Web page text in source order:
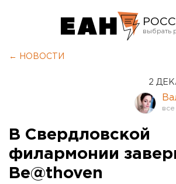
← НОВОСТИ
2
В Свердловской
филармонии
Be@thoven